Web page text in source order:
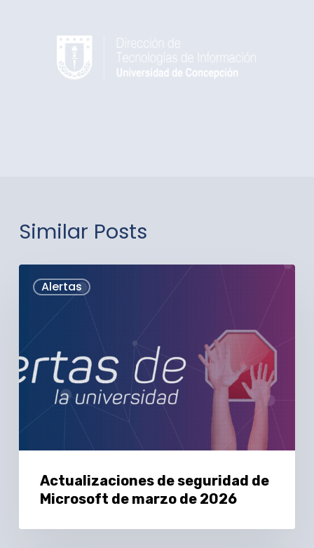
Similar Posts
Alertas
Actualizaciones
de
Microsoft
de
marzo
2026
Actualizaciones de seguridad de
Microsoft de marzo de 2026